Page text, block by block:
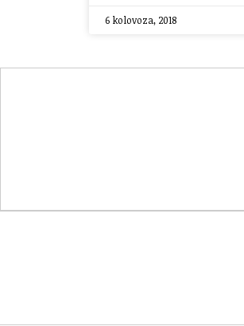
6 kolovoza, 2018